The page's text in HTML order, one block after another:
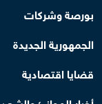
بورصة وشركات
الجمهورية الجديدة
قضايا اقتصادية